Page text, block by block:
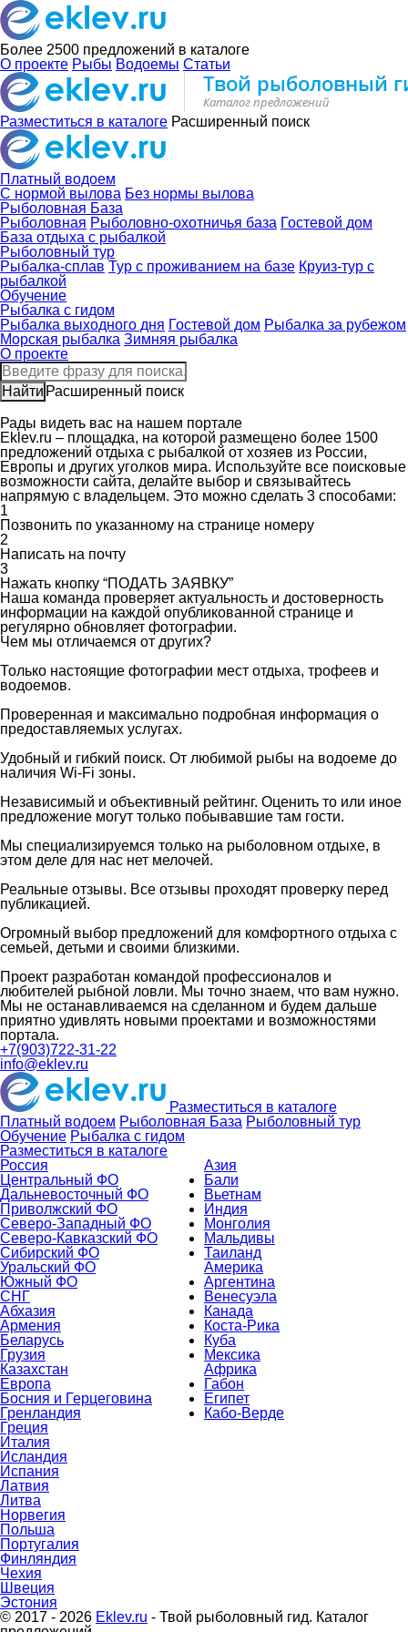
Более 2500 предложений в каталоге
О проекте Рыбы Водоемы Статьи
Разместиться в каталоге Расширенный поиск
Платный водоем
С нормой вылова Без нормы вылова
Рыболовная База
Рыболовная Рыболовно-охотничья база Гостевой дом
База отдыха с рыбалкой
Рыболовный тур
Рыбалка-сплав Тур с проживанием на базе Круиз-тур с
рыбалкой
Обучение
Рыбалка с гидом
Рыбалка выходного дня Гостевой дом Рыбалка за рубежом
Морская рыбалка Зимняя рыбалка
О проекте
Расширенный поиск
Рады видеть вас на нашем портале
Еklev.ru – площадка, на которой размещено более 1500
предложений отдыха с рыбалкой от хозяев из России,
Европы и других уголков мира. Используйте все поисковые
возможности сайта, делайте выбор и связывайтесь
напрямую с владельцем. Это можно сделать 3 способами:
1
Позвонить по указанному на странице номеру
2
Написать на почту
3
Нажать кнопку “ПОДАТЬ ЗАЯВКУ”
Наша команда проверяет актуальность и достоверность
информации на каждой опубликованной странице и
регулярно обновляет фотографии.
Чем мы отличаемся от других?
Только настоящие фотографии мест отдыха, трофеев и
водоемов.
Проверенная и максимально подробная информация о
предоставляемых услугах.
Удобный и гибкий поиск. От любимой рыбы на водоеме до
наличия Wi-Fi зоны.
Независимый и объективный рейтинг. Оценить то или иное
предложение могут только побывавшие там гости.
Мы специализируемся только на рыболовном отдыхе, в
этом деле для нас нет мелочей.
Реальные отзывы. Все отзывы проходят проверку перед
публикацией.
Огромный выбор предложений для комфортного отдыха с
семьей, детьми и своими близкими.
Проект разработан командой профессионалов и
любителей рыбной ловли. Мы точно знаем, что вам нужно.
Мы не останавливаемся на сделанном и будем дальше
приятно удивлять новыми проектами и возможностями
портала.
+7(903)722-31-22
info@eklev.ru
Разместиться в каталоге
Платный водоем Рыболовная База Рыболовный тур
Обучение Рыбалка с гидом
Разместиться в каталоге
Россия
Центральный ФО
Дальневосточный ФО
Приволжский ФО
Северо-Западный ФО
Северо-Кавказский ФО
Сибирский ФО
Уральский ФО
Южный ФО
СНГ
Абхазия
Армения
Беларусь
Грузия
Казахстан
Европа
Босния и Герцеговина
Гренландия
Греция
Италия
Исландия
Испания
Латвия
Литва
Норвегия
Польша
Португалия
Финляндия
Чехия
Швеция
Эстония
Азия
Бали
Вьетнам
Индия
Монголия
Мальдивы
Таиланд
Америка
Аргентина
Венесуэла
Канада
Коста-Рика
Куба
Мексика
Африка
Габон
Египет
Кабо-Верде
© 2017 - 2026 Eklev.ru - Твой рыболовный гид. Каталог